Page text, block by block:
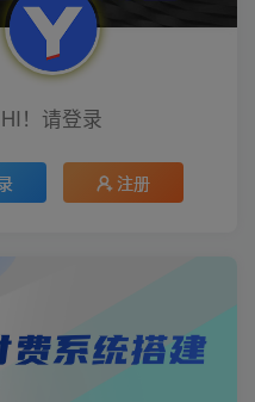
HI！请登录
注册